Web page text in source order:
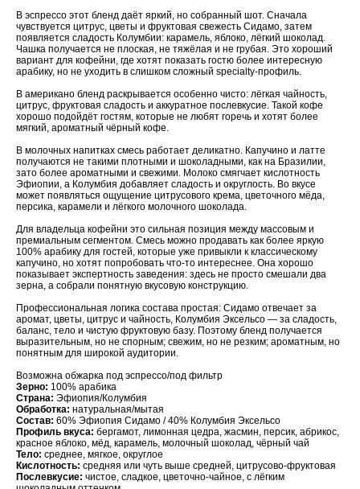
В эспрессо этот бленд даёт яркий, но собранный шот. Сначала
чувствуется цитрус, цветы и фруктовая свежесть Сидамо, затем
появляется сладость Колумбии: карамель, яблоко, лёгкий шоколад.
Чашка получается не плоская, не тяжёлая и не грубая. Это хороший
вариант для кофейни, где хотят показать гостю более интересную
арабику, но не уходить в слишком сложный specialty-профиль.
В американо бленд раскрывается особенно чисто: лёгкая чайность,
цитрус, фруктовая сладость и аккуратное послевкусие. Такой кофе
хорошо подойдёт гостям, которые не любят горечь и хотят более
мягкий, ароматный чёрный кофе.
В молочных напитках смесь работает деликатно. Капучино и латте
получаются не такими плотными и шоколадными, как на Бразилии,
зато более ароматными и свежими. Молоко смягчает кислотность
Эфиопии, а Колумбия добавляет сладость и округлость. Во вкусе
может появляться ощущение цитрусового крема, цветочного мёда,
персика, карамели и лёгкого молочного шоколада.
Для владельца кофейни это сильная позиция между массовым и
премиальным сегментом. Смесь можно продавать как более яркую
100% арабику для гостей, которые уже привыкли к классическому
капучино, но хотят попробовать что-то интереснее. Она хорошо
показывает экспертность заведения: здесь не просто смешали два
зерна, а собрали понятную вкусовую конструкцию.
Профессиональная логика состава простая: Сидамо отвечает за
аромат, цветы, цитрус и чайность, Колумбия Эксельсо — за сладость,
баланс, тело и чистую фруктовую базу. Поэтому бленд получается
выразительным, но не спорным; свежим, но не резким; ароматным, но
понятным для широкой аудитории.
Возможна обжарка под эспрессо/под фильтр
Зерно: 100% арабика
Страна: Эфиопия/Колумбия
Обработка: натуральная/мытая
Состав: 60% Эфиопия Сидамо / 40% Колумбия Эксельсо
Профиль вкуса: бергамот, лимонная цедра, жасмин, персик, абрикос,
красное яблоко, мёд, карамель, молочный шоколад, чёрный чай
Тело: среднее, мягкое, округлое
Кислотность: средняя или чуть выше средней, цитрусово-фруктовая
Послевкусие: чистое, сладкое, цветочно-чайное, с лёгким